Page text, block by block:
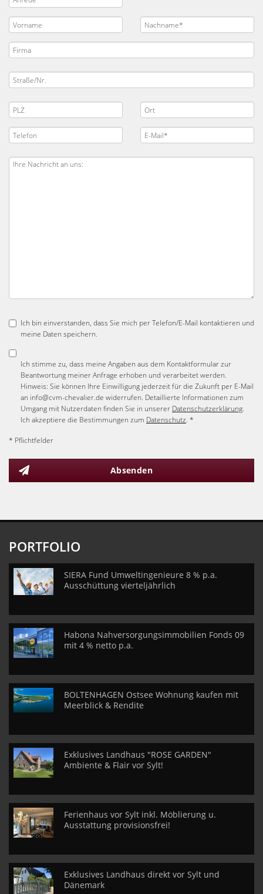
Ich bin einverstanden, dass Sie mich per Telefon/E-Mail kontaktieren und
meine Daten speichern.
Ich stimme zu, dass meine Angaben aus dem Kontaktformular zur
Beantwortung meiner Anfrage erhoben und verarbeitet werden.
Hinweis: Sie können Ihre Einwilligung jederzeit für die Zukunft per E-Mail
an info@cvm-chevalier.de widerrufen. Detaillierte Informationen zum
Umgang mit Nutzerdaten finden Sie in unserer Datenschutzerklärung.
Ich akzeptiere die Bestimmungen zum Datenschutz. *
* Pflichtfelder
Absenden
PORTFOLIO
SIERA Fund Umweltingenieure 8 % p.a.
Ausschüttung vierteljährlich
Habona Nahversorgungsimmobilien Fonds 09
mit 4 % netto p.a.
BOLTENHAGEN Ostsee Wohnung kaufen mit
Meerblick & Rendite
Exklusives Landhaus "ROSE GARDEN"
Ambiente & Flair vor Sylt!
Ferienhaus vor Sylt inkl. Möblierung u.
Ausstattung provisionsfrei!
Exklusives Landhaus direkt vor Sylt und
Dänemark